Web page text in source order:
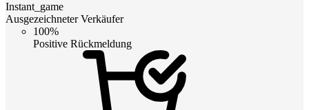
Instant_game
Ausgezeichneter Verkäufer
100%
Positive Rückmeldung